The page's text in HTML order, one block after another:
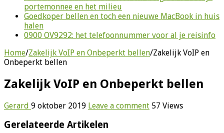
portemonnee en het milieu
Goedkoper bellen en toch een nieuwe MacBook in huis
halen
0900 OV9292: het telefoonnummer voor al je reisinfo
Home/Zakelijk VoIP en Onbeperkt bellen/Zakelijk VoIP en
Onbeperkt bellen
Zakelijk VoIP en Onbeperkt bellen
Gerard 9 oktober 2019 Leave a comment 57 Views
Gerelateerde Artikelen